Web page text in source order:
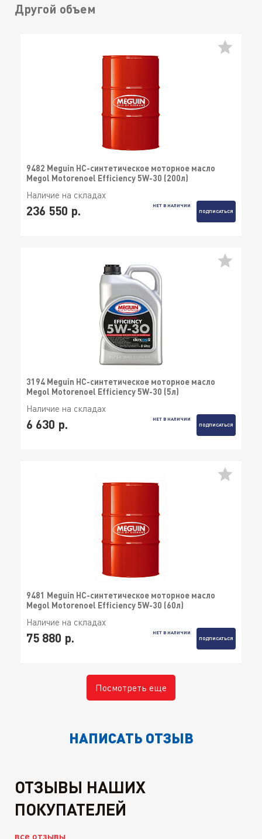
Другой объем
9482 Meguin НС-синтетическое моторное масло
Megol Motorenoel Efficiency 5W-30 (200л)
Наличие на складах
236 550 р.
НЕТ В НАЛИЧИИ
ПОДПИСАТЬСЯ
3194 Meguin НС-синтетическое моторное масло
Megol Motorenoel Efficiency 5W-30 (5л)
Наличие на складах
6 630 р.
НЕТ В НАЛИЧИИ
ПОДПИСАТЬСЯ
9481 Meguin НС-синтетическое моторное масло
Megol Motorenoel Efficiency 5W-30 (60л)
Наличие на складах
75 880 р.
НЕТ В НАЛИЧИИ
ПОДПИСАТЬСЯ
Посмотреть еще
НАПИСАТЬ ОТЗЫВ
ОТЗЫВЫ НАШИХ
ПОКУПАТЕЛЕЙ
все отзывы